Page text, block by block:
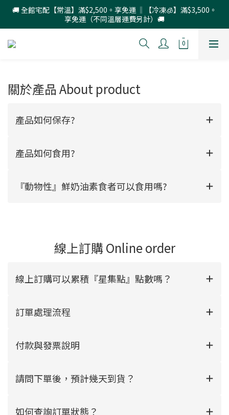
🚚 全館宅配【常溫】滿$2,500。享免運 ‖【冷凍🧊】滿$3,500。
享免運（不同溫層運費另計）🚚
關於產品 About product
產品如何保存?
產品如何食用?
『動物性』鮮奶油素食者可以食用嗎?
線上訂購 Online order
線上訂購可以累積『星集點』點數嗎？
訂單處理流程
付款與發票說明
請問下單後，預計幾天到貨？
如何查詢訂單狀態？